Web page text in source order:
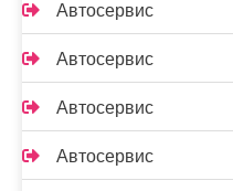
Автосервис
Автосервис
Автосервис
Автосервис